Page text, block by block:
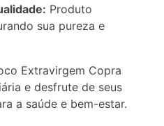
Produto
sua pureza e
Extravirgem Copra
e desfrute de seus
a saúde e bem-estar.